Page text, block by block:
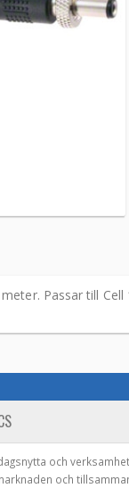
Passar till Cell
och
och